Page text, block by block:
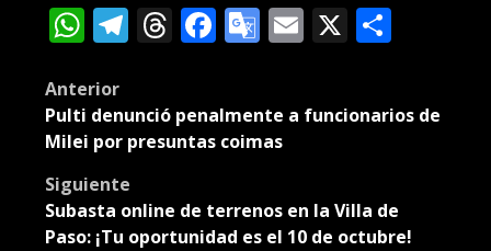
WhatsApp
Telegram
Threads
Facebook
Google
Email
X
Post
navigation
Anterior
Pulti denunció penalmente a funcionarios de
Milei por presuntas coimas
Siguiente
Subasta online de terrenos en la Villa de
Paso: ¡Tu oportunidad es el 10 de octubre!